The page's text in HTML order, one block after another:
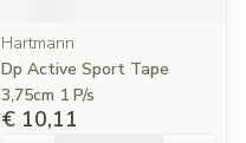
Hartmann
Dp Active Sport Tape
3,75cm 1 P/s
€ 10,11